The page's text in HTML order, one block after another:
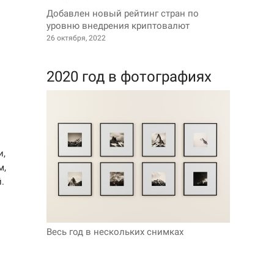
Добавлен новый рейтинг стран по
уровню внедрения криптовалют
26 октября, 2022
2020 год в фотографиях
Весь год в нескольких снимках